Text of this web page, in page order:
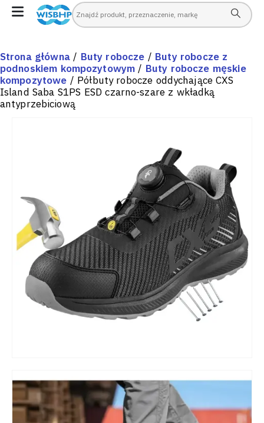
Strona główna/ Buty robocze / Buty robocze z
podnoskiem kompozytowym / Buty robocze męskie
kompozytowe / Półbuty robocze oddychające CXS
Island Saba S1PS ESD czarno-szare z wkładką
antyprzebiciową